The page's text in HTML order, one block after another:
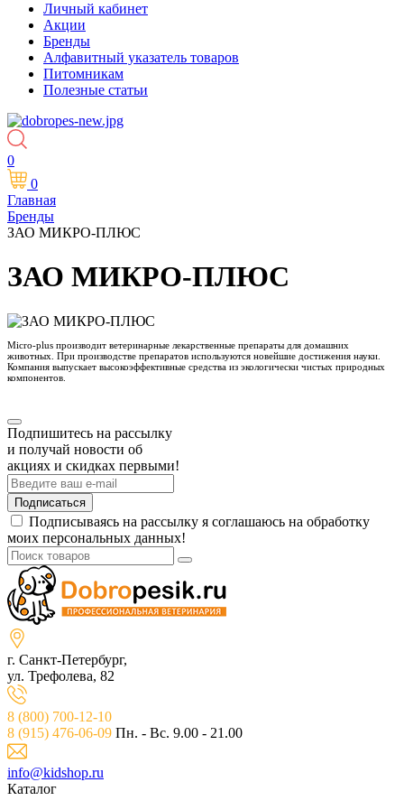
Личный кабинет
Акции
Бренды
Алфавитный указатель товаров
Питомникам
Полезные статьи
0
0
Главная
Бренды
ЗАО МИКРО-ПЛЮС
ЗАО МИКРО-ПЛЮС
Micro-plus производит ветеринарные лекарственные препараты для домашних
животных. При производстве препаратов используются новейшие достижения науки.
Компания выпускает высокоэффективные средства из экологически чистых природных
компонентов.
Подпишитесь на рассылку
и получай новости об
акциях и скидках первыми!
Подписаться
Подписываясь на рассылку я соглашаюсь на обработку
моих персональных данных!
г. Санкт-Петербург,
ул. Трефолева, 82
8 (800) 700-12-10
8 (915) 476-06-09 Пн. - Вс. 9.00 - 21.00
info@kidshop.ru
Каталог